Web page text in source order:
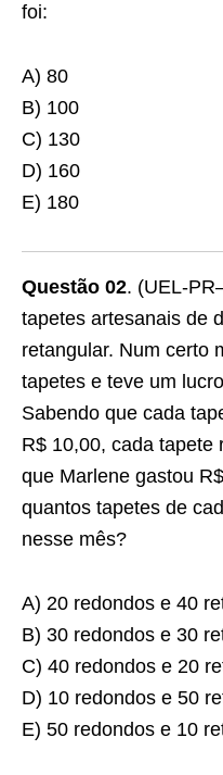
foi:
A) 80
B) 100
C) 130
D) 160
E) 180
Questão 02. (UEL-
tapetes artesanais de
retangular. Num certo
tapetes e teve um
Sabendo que cada
R$ 10,00, cada tapete
que Marlene gastou
quantos tapetes de
nesse mês?
A) 20 redondos e 40
B) 30 redondos e 30
C) 40 redondos e 20
D) 10 redondos e 50
E) 50 redondos e 10